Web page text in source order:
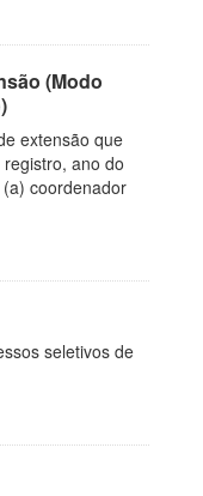
(Modo
extensão que
ano do
coordenador
seletivos de